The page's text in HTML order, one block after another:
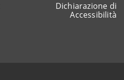
Dichiarazione di
Accessibilità